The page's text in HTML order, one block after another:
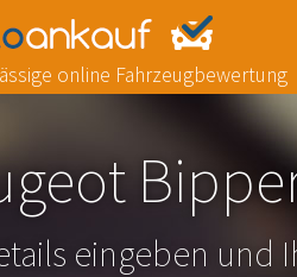
online Fahrzeugbewertung
eingeben und